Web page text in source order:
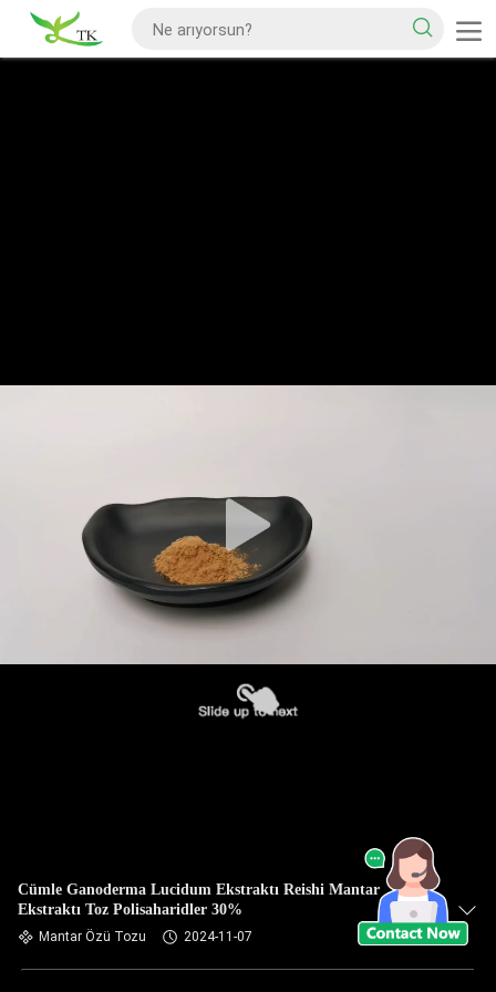
Cümle Ganoderma Lucidum Ekstraktı Reishi Mantar
Ekstraktı Toz Polisaharidler 30%
Mantar Özü Tozu 2024-11-07